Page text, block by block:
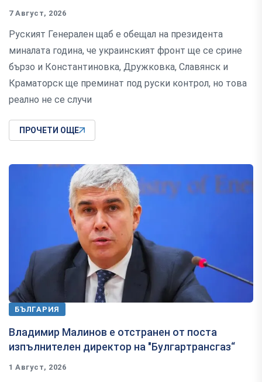
7 Август, 2026
Руският Генерален щаб е обещал на президента
миналата година, че украинският фронт ще се срине
бързо и Константиновка, Дружковка, Славянск и
Краматорск ще преминат под руски контрол, но това
реално не се случи
ПРОЧЕТИ ОЩЕ
БЪЛГАРИЯ
Владимир Малинов е отстранен от поста
изпълнителен директор на "Булгартрансгаз“
1 Август, 2026